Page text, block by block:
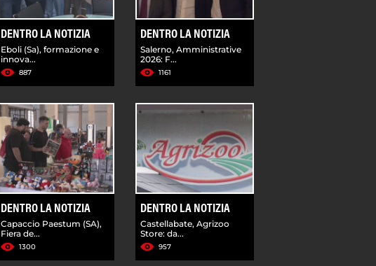
DENTRO LA NOTIZIA
Eboli (Sa), formazione e
innova...
887
DENTRO LA NOTIZIA
Salerno, Amministrative
2026: F...
1161
DENTRO LA NOTIZIA
Capaccio Paestum (SA),
Fiera de...
1300
DENTRO LA NOTIZIA
Castellabate, Agrizoo
Store: da...
957